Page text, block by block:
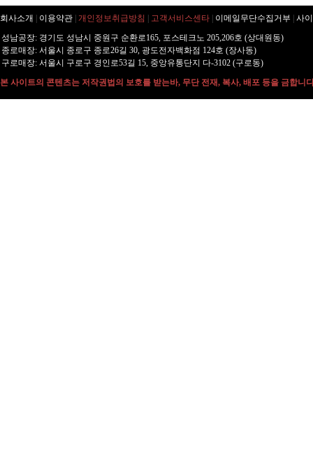
회사소개 이용약관 개인정보취급방침 고객서비스센타 이메일무단수집거부
사
성남공장: 경기도 성남시 중원구 순환로165, 포스테크노 205,206호 (상대원동)
종로매장: 서울시 종로구 종로26길 30, 광도전자백화점 124호 (장사동)
구로매장: 서울시 구로구 경인로53길 15, 중앙유통단지 다-3102 (구로동)
본 사이트의 콘텐츠는 저작권법의 보호를 받는바, 무단 전재, 복사, 배포 등을 금합니